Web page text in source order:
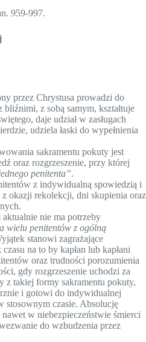
959-997.
przez Chrystusa prowadzi do
z sobą samym, kształtuje
daje udział w zasługach
udziela łaski do wypełnienia
sakramentu pokuty jest
oraz rozgrzeszenie, przy której
penitenta”.
z indywidualną spowiedzią i
z okazji rekolekcji, dni skupienia oraz
nie ma potrzeby
wielu penitentów z ogólną
stanowi zagrażające
na to by kapłan lub kapłani
oraz trudności porozumienia
gdy roz­grzeszenie uchodzi za
z takiej formy sakramentu pokuty,
i gotowi do indywidualnej
stosownym czasie. Absolucję
w niebezpieczeństwie śmierci
do wzbudzenia przez